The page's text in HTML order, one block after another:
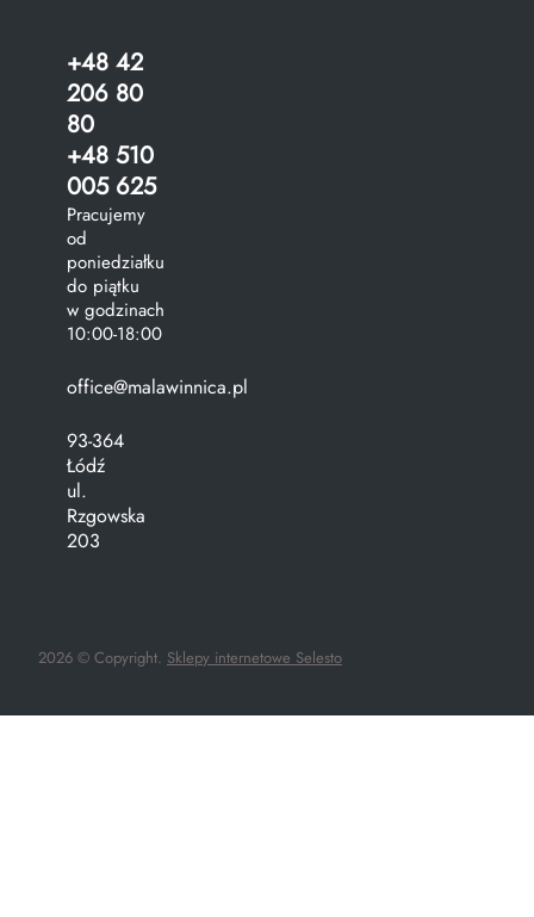
+48 42
206 80
80
+48 510
005 625
Pracujemy
od
poniedziałku
do piątku
w godzinach
10:00-18:00
office@malawinnica.pl
93-364
Łódź
ul.
Rzgowska
203
2026 © Copyright. Sklepy internetowe Selesto